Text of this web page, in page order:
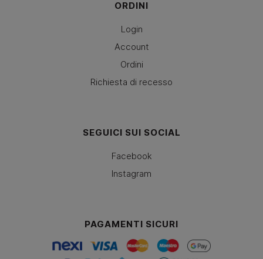
ORDINI
Login
Account
Ordini
Richiesta di recesso
SEGUICI SUI SOCIAL
Facebook
Instagram
PAGAMENTI SICURI